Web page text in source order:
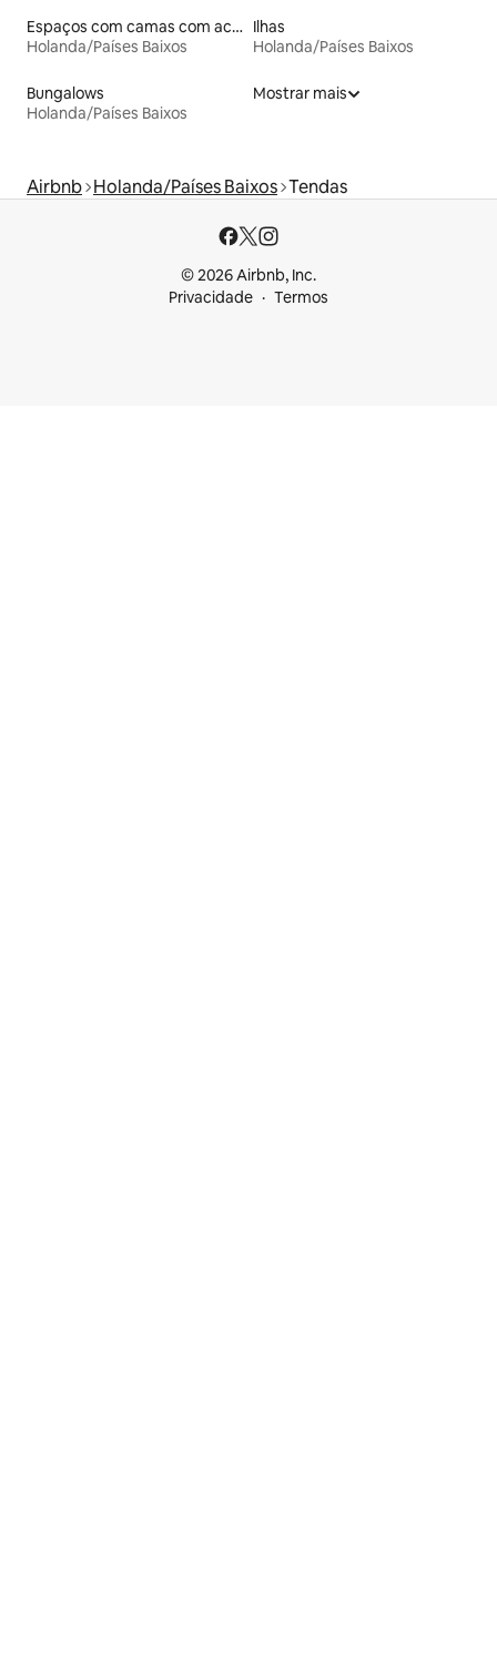
Espaços com camas com acessos adaptados em altura
Holanda/Países Baixos
Ilhas
Holanda/Países Baixos
Bungalows
Holanda/Países Baixos
Mostrar mais
Airbnb Holanda/Países Baixos Tendas
© 2026 Airbnb, Inc.
Privacidade
Termos